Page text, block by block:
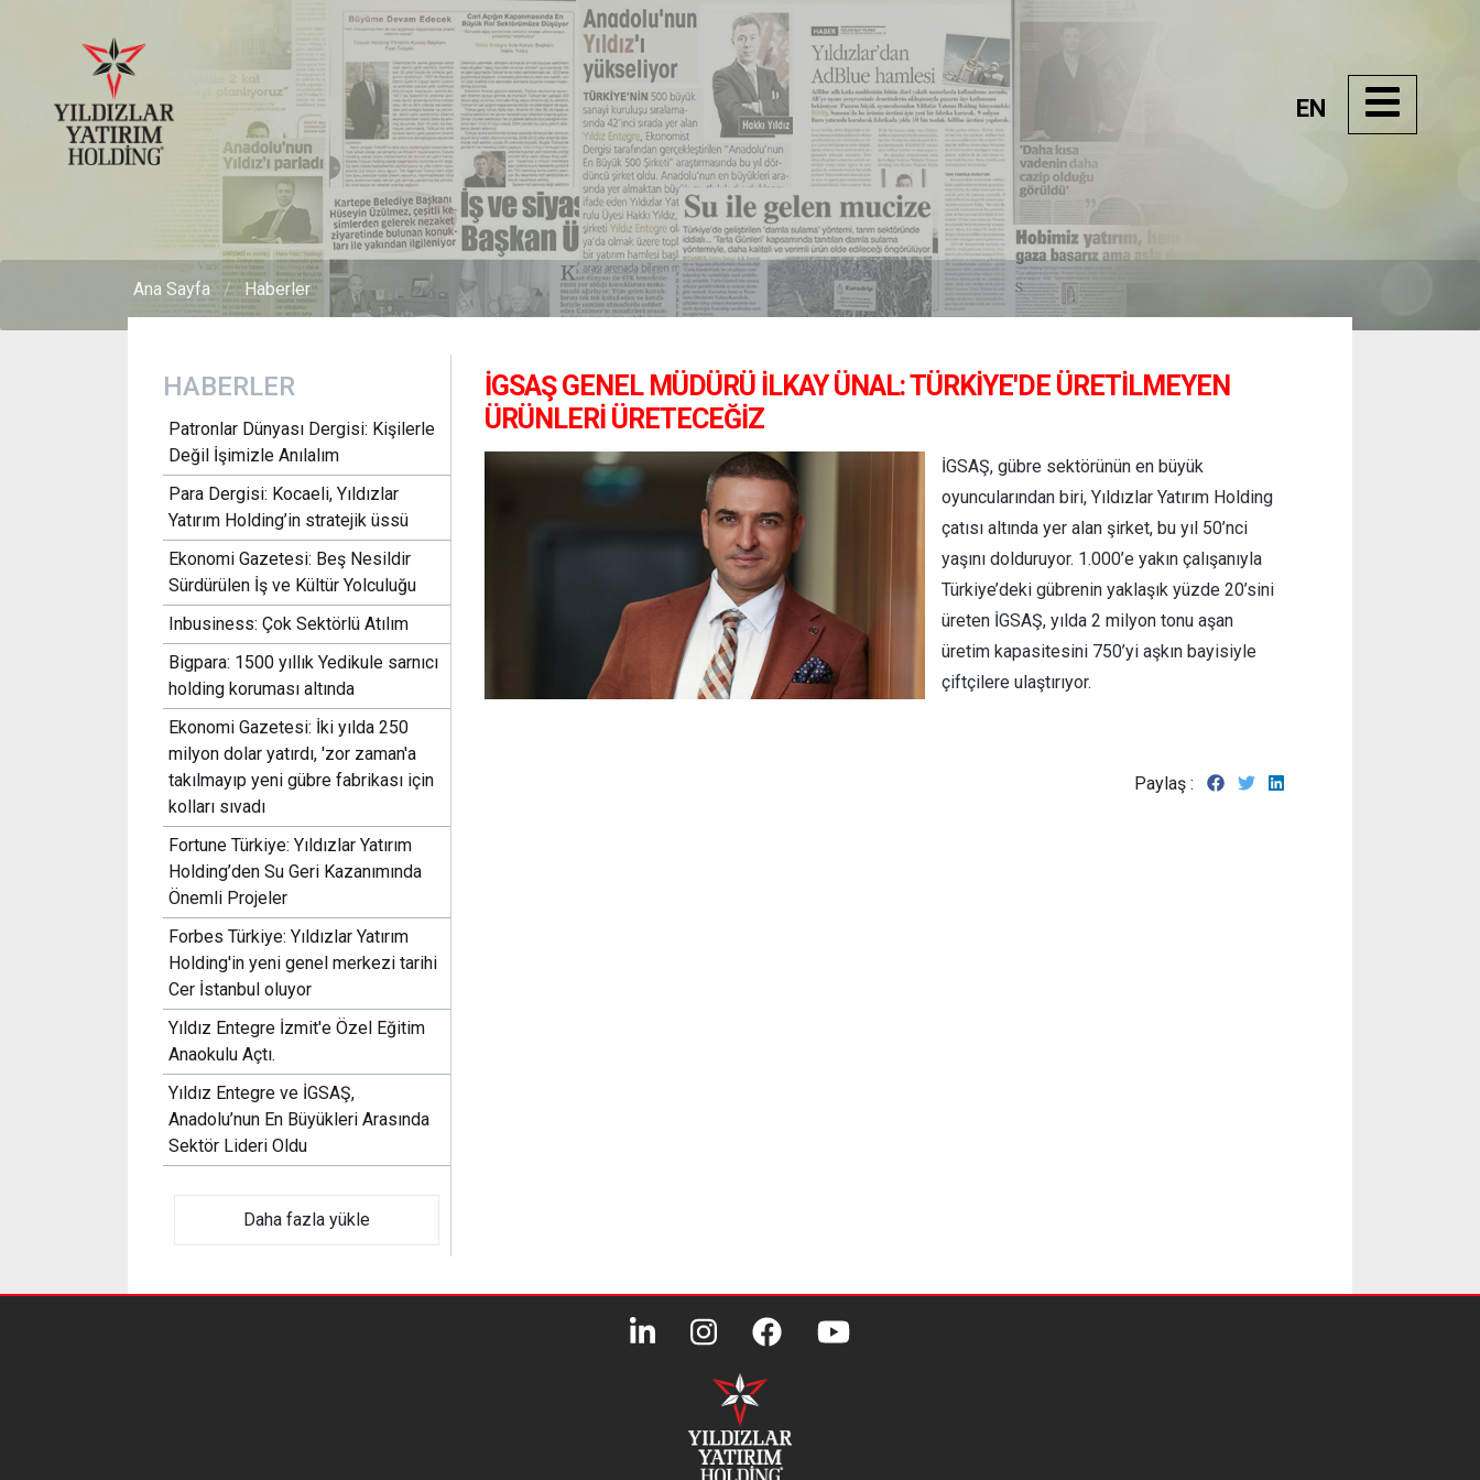
EN
Ana Sayfa Haberler
HABERLER
Patronlar Dünyası Dergisi: Kişilerle
Değil İşimizle Anılalım
Para Dergisi: Kocaeli, Yıldızlar
Yatırım Holding’in stratejik üssü
Ekonomi Gazetesi: Beş Nesildir
Sürdürülen İş ve Kültür Yolculuğu
Inbusiness: Çok Sektörlü Atılım
Bigpara: 1500 yıllık Yedikule sarnıcı
holding koruması altında
Ekonomi Gazetesi: İki yılda 250
milyon dolar yatırdı, 'zor zaman'a
takılmayıp yeni gübre fabrikası için
kolları sıvadı
Fortune Türkiye: Yıldızlar Yatırım
Holding’den Su Geri Kazanımında
Önemli Projeler
Forbes Türkiye: Yıldızlar Yatırım
Holding'in yeni genel merkezi tarihi
Cer İstanbul oluyor
Yıldız Entegre İzmit'e Özel Eğitim
Anaokulu Açtı.
Yıldız Entegre ve İGSAŞ,
Anadolu’nun En Büyükleri Arasında
Sektör Lideri Oldu
Daha fazla yükle
İGSAŞ GENEL MÜDÜRÜ İLKAY ÜNAL: TÜRKIYE'DE ÜRETILMEYEN
ÜRÜNLERI ÜRETECEĞIZ
İGSAŞ, gübre sektörünün en büyük
oyuncularından biri, Yıldızlar Yatırım Holding
çatısı altında yer alan şirket, bu yıl 50’nci
yaşını dolduruyor. 1.000’e yakın çalışanıyla
Türkiye’deki gübrenin yaklaşık yüzde 20’sini
üreten İGSAŞ, yılda 2 milyon tonu aşan
üretim kapasitesini 750’yi aşkın bayisiyle
çiftçilere ulaştırıyor.
Paylaş :